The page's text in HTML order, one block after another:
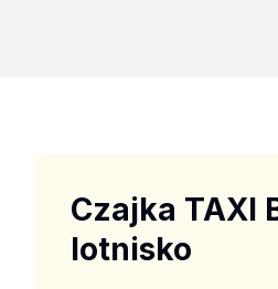
Czajka TAXI
lotnisko